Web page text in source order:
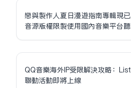
戀與製作人夏日漫遊指南專輯現
音源版權限制使用國內音樂平台聽
QQ音樂海外IP受限解決攻略：
聯動活動即將上線